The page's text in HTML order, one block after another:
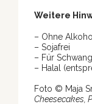
Weitere
– Ohne
– Sojafrei
– Für
– Halal
Foto © Maja
Cheesecakes,